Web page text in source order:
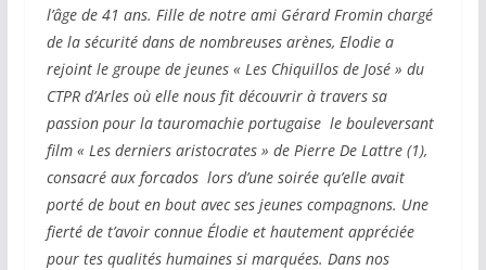
l’âge de 41 ans. Fille de notre ami Gérard Fromin chargé
de la sécurité dans de nombreuses arènes, Elodie a
rejoint le groupe de jeunes « Les Chiquillos de José » du
CTPR d’Arles où elle nous fit découvrir à travers sa
passion pour la tauromachie portugaise le bouleversant
film « Les derniers aristocrates » de Pierre De Lattre (1),
consacré aux forcados lors d’une soirée qu’elle avait
porté de bout en bout avec ses jeunes compagnons. Une
fierté de t’avoir connue Élodie et hautement appréciée
pour tes qualités humaines si marquées. Dans nos